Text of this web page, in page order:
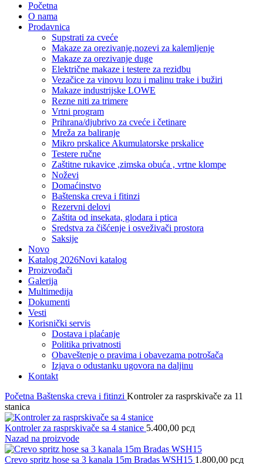
Početna
O nama
Prodavnica
Supstrati za cveće
Makaze za orezivanje,nozevi za kalemljenje
Makaze za orezivanje duge
Električne makaze i testere za rezidbu
Vezačice za vinovu lozu i malinu trake i bužiri
Makaze industrijske LOWE
Rezne niti za trimere
Vrtni program
Prihrana/djubrivo za cveće i četinare
Mreža za baliranje
Mikro prskalice Akumulatorske prskalice
Testere ručne
Zaštitne rukavice ,zimska obuća , vrtne klompe
Noževi
Domaćinstvo
Baštenska creva i fitinzi
Rezervni delovi
Zaštita od insekata, glodara i ptica
Sredstva za čišćenje i osveživači prostora
Saksije
Novo
Katalog 2026Novi katalog
Proizvođači
Galerija
Multimedija
Dokumenti
Vesti
Korisnički servis
Dostava i plaćanje
Politika privatnosti
Obaveštenje o pravima i obavezama potrošača
Izjava o odustanku ugovora na daljinu
Kontakt
Početna Baštenska creva i fitinzi Kontroler za rasprskivače za 11
stanica
Kontroler za rasprskivače sa 4 stanice 5.400,00 рсд
Nazad na proizvode
Crevo spritz hose sa 3 kanala 15m Bradas WSH15 1.800,00 рсд